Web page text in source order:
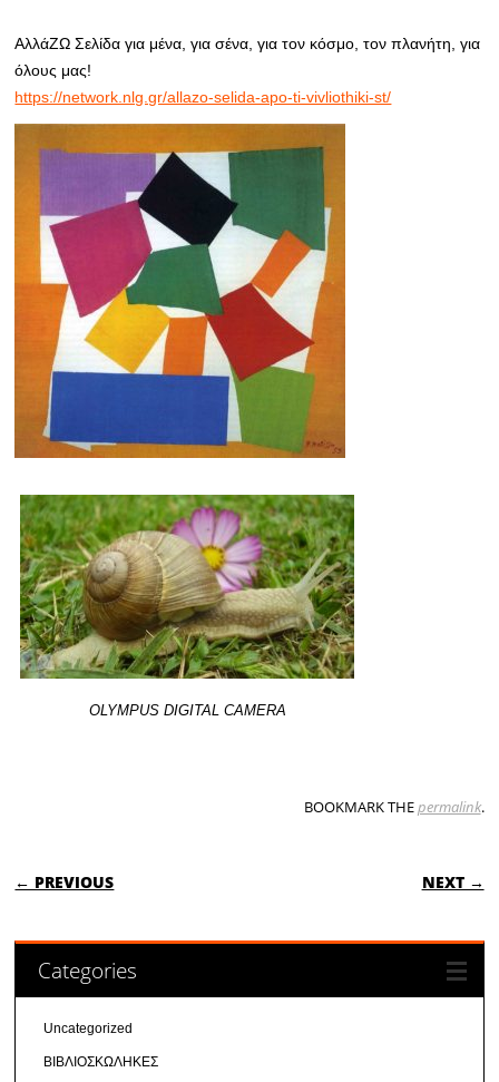
ΑλλάΖΩ Σελίδα για μένα, για σένα, για τον κόσμο, τον πλανήτη, για
όλους μας!
https://network.nlg.gr/allazo-selida-apo-ti-vivliothiki-st/
OLYMPUS DIGITAL CAMERA
BOOKMARK THEpermalink.
POST NAVIGATION
← PREVIOUS NEXT →
Categories
Uncategorized
ΒΙΒΛΙΟΣΚΩΛΗΚΕΣ